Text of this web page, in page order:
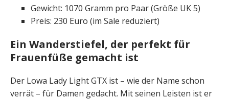
Gewicht: 1070 Gramm pro Paar (Größe UK 5)
Preis: 230 Euro (im Sale reduziert)
Ein Wanderstiefel, der perfekt für
Frauenfüße gemacht ist
Der Lowa Lady Light GTX ist – wie der Name schon
verrät – für Damen gedacht. Mit seinen Leisten ist er